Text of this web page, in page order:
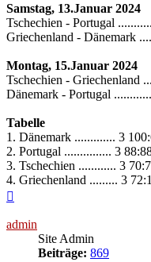
Samstag, 13.Januar 2024
Tschechien - Portugal
Griechenland - Dänemark
Montag, 15.Januar 2024
Tschechien - Griechenland
Dänemark - Portugal
Tabelle
1. Dänemark ............. 3
2. Portugal ............... 3
3. Tschechien ............ 3
4. Griechenland ......... 3
admin
Site Admin
Beiträge: 869